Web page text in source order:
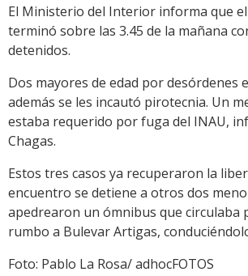
Link
El Ministerio del Interior informa que
terminó sobre las 3.45 de la mañana
detenidos.
Dos mayores de edad por desórdenes
además se les incautó pirotecnia. Un
estaba requerido por fuga del INAU,
Chagas.
Estos tres casos ya recuperaron la
encuentro se detiene a otros dos
apedrearon un ómnibus que circulaba
rumbo a Bulevar Artigas,
Foto: Pablo La Rosa/ adhocFOTOS